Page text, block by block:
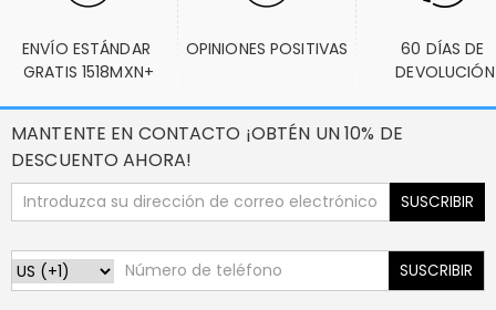
ENVÍO ESTÁNDAR
GRATIS 1518MXN+
OPINIONES POSITIVAS
60 DÍAS DE
DEVOLUCIÓN
MANTENTE EN CONTACTO ¡OBTÉN UN 10% DE
DESCUENTO AHORA!
SUSCRIBIR
SUSCRIBIR